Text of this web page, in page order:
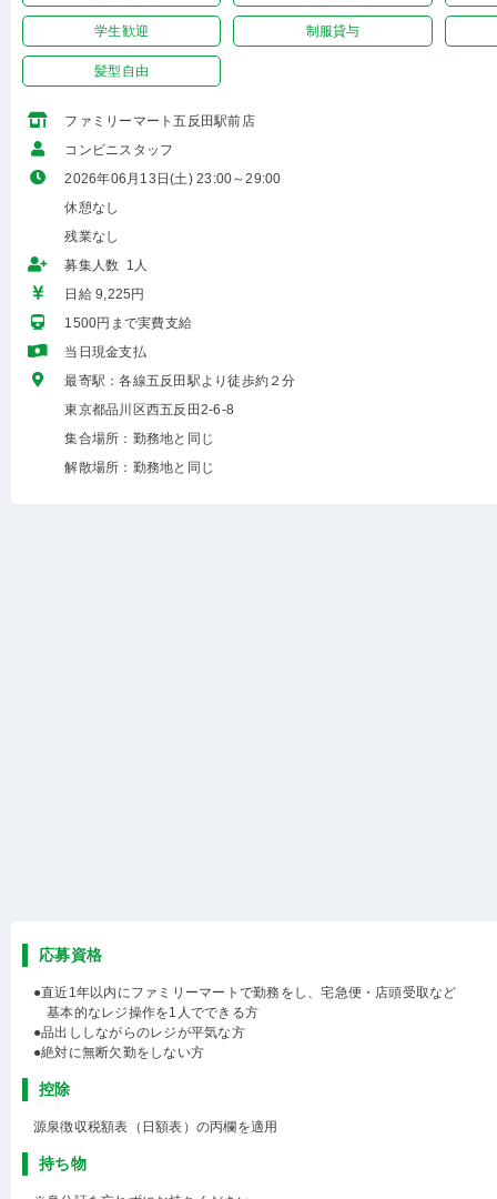
学生歓迎 制服貸与
髪型自由
ファミリーマート五反田駅前店
コンビニスタッフ
2026年06月13日(土) 23:00～29:00
休憩なし
残業なし
募集人数 1人
日給 9,225円
1500円まで実費支給
当日現金支払
最寄駅：各線五反田駅より徒歩約２分
東京都品川区西五反田2-6-8
集合場所：勤務地と同じ
解散場所：勤務地と同じ
応募資格
●直近1年以内にファミリーマートで勤務をし、宅急便・店頭受取など
基本的なレジ操作を1人でできる方
●品出ししながらのレジが平気な方
●絶対に無断欠勤をしない方
控除
源泉徴収税額表（日額表）の丙欄を適用
持ち物